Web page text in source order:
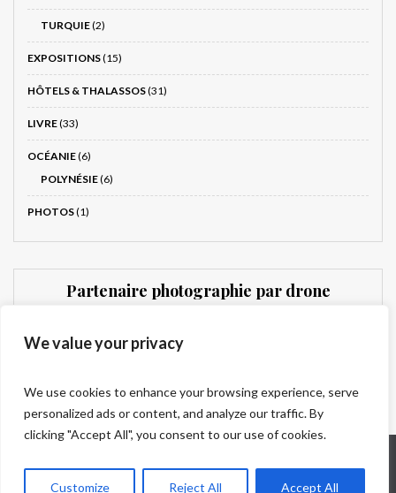
We value your privacy
We use cookies to enhance your browsing experience, serve
personalized ads or content, and analyze our traffic. By
clicking "Accept All", you consent to our use of cookies.
Customize Reject All Accept All
TURQUIE(2)
EXPOSITIONS(15)
HÔTELS & THALASSOS(31)
LIVRE(33)
OCÉANIE(6)
POLYNÉSIE(6)
PHOTOS(1)
Partenaire photographie par drone
Dronnit
© 2025 Univers Voyage – Tous droits réservés.